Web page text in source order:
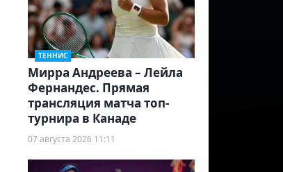
ТЕННИС
Мирра Андреева – Лейла
Фернандес. Прямая
трансляция матча топ-
турнира в Канаде
07 августа 2026 11:11